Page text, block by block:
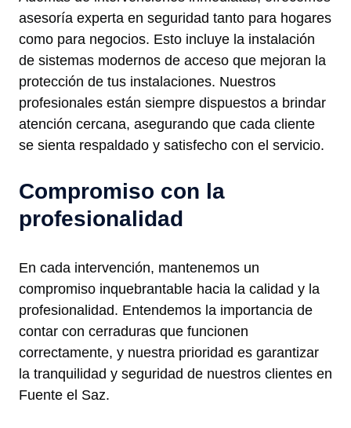
asesoría experta en seguridad tanto para hogares
como para negocios. Esto incluye la instalación
de sistemas modernos de acceso que mejoran la
protección de tus instalaciones. Nuestros
profesionales están siempre dispuestos a brindar
atención cercana, asegurando que cada cliente
se sienta respaldado y satisfecho con el servicio.
Compromiso con la
profesionalidad
En cada intervención, mantenemos un
compromiso inquebrantable hacia la calidad y la
profesionalidad. Entendemos la importancia de
contar con cerraduras que funcionen
correctamente, y nuestra prioridad es garantizar
la tranquilidad y seguridad de nuestros clientes en
Fuente el Saz.